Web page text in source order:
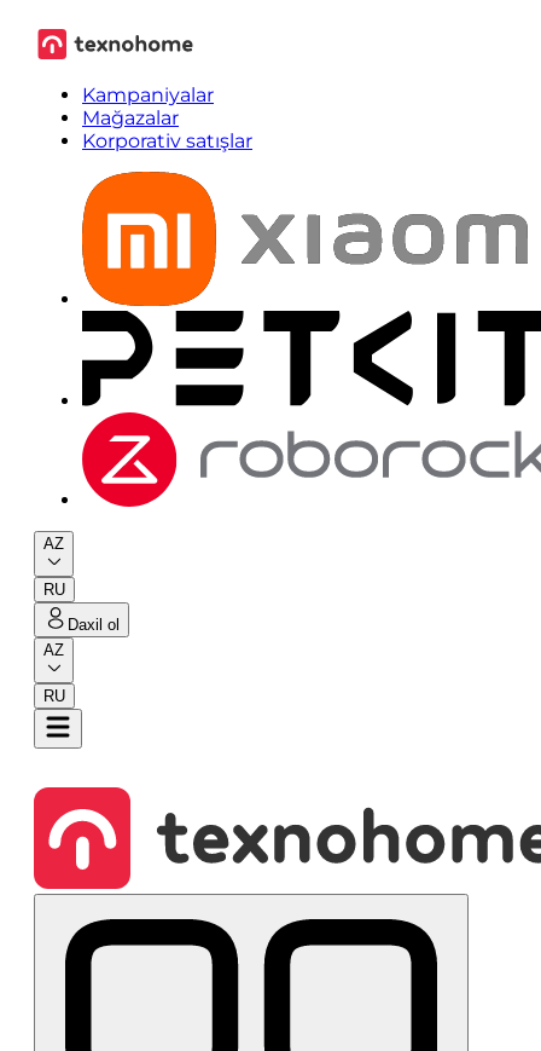
Kampaniyalar
Mağazalar
Korporativ satışlar
AZ
RU
Daxil ol
AZ
RU